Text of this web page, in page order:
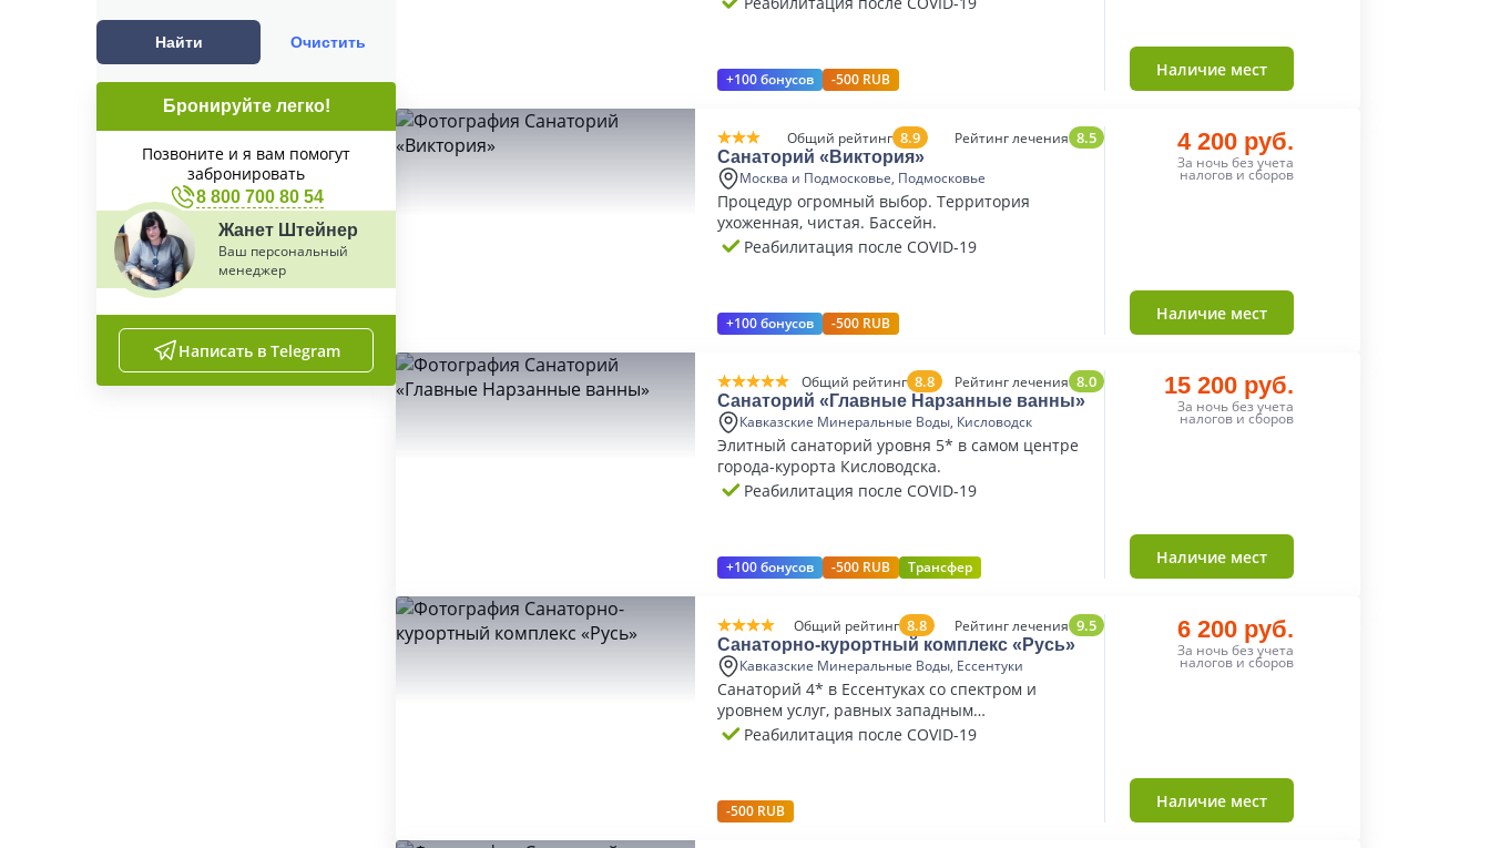
Найти Очистить
Бронируйте легко!
Позвоните и я вам помогут
забронировать
8 800 700 80 54
Жанет Штейнер
Ваш персональный
менеджер
Написать в Telegram
+100 бонусов -500 RUB Наличие мест
Общий рейтинг 8.9 Рейтинг лечения 8.5
Санаторий «Виктория»
Москва и Подмосковье, Подмосковье
Процедур огромный выбор. Территория
ухоженная, чистая. Бассейн.
Реабилитация после COVID-19
+100 бонусов -500 RUB
4 200 руб.
За ночь без учета
налогов и сборов
Наличие мест
Общий рейтинг 8.8 Рейтинг лечения 8.0
Санаторий «Главные Нарзанные ванны»
Кавказские Минеральные Воды, Кисловодск
Элитный санаторий уровня 5* в самом центре
города-курорта Кисловодска.
Реабилитация после COVID-19
+100 бонусов -500 RUB Трансфер
15 200 руб.
За ночь без учета
налогов и сборов
Наличие мест
Общий рейтинг 8.8 Рейтинг лечения 9.5
Санаторно-курортный комплекс «Русь»
Кавказские Минеральные Воды, Ессентуки
Санаторий 4* в Ессентуках со спектром и
уровнем услуг, равных западным
бальнеологическим курортам.
Реабилитация после COVID-19
-500 RUB
6 200 руб.
За ночь без учета
налогов и сборов
Наличие мест